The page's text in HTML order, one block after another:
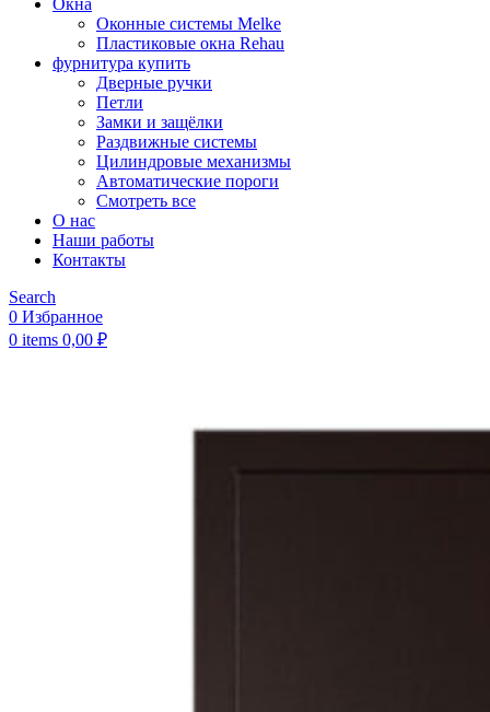
Окна
Оконные системы Melke
Пластиковые окна Rehau
фурнитура купить
Дверные ручки
Петли
Замки и защёлки
Раздвижные системы
Цилиндровые механизмы
Автоматические пороги
Смотреть все
О нас
Наши работы
Контакты
Search
0 Избранное
0 items 0,00 ₽